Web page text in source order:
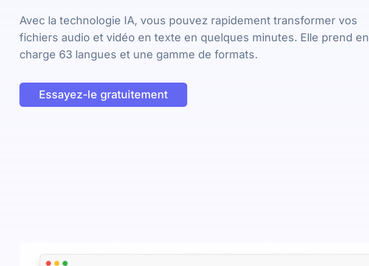
Avec la technologie IA, vous pouvez rapidement transformer vos
fichiers audio et vidéo en texte en quelques minutes. Elle prend en
charge 63 langues et une gamme de formats.
Essayez-le gratuitement